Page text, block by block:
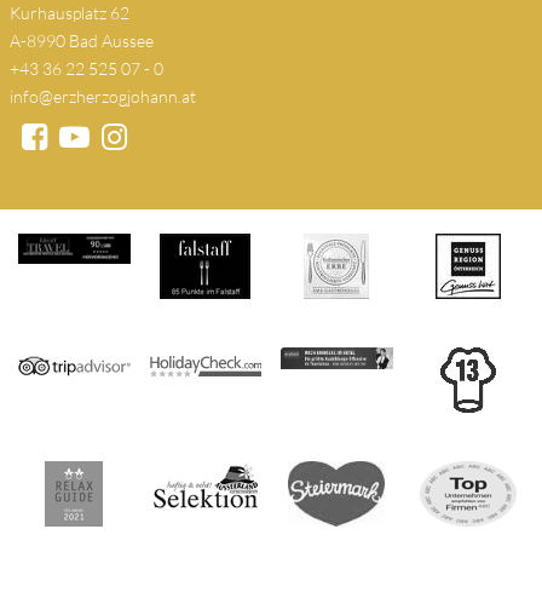
Kurhausplatz 62
A-8990 Bad Aussee
+43 36 22 525 07 - 0
info@erzherzogjohann.at